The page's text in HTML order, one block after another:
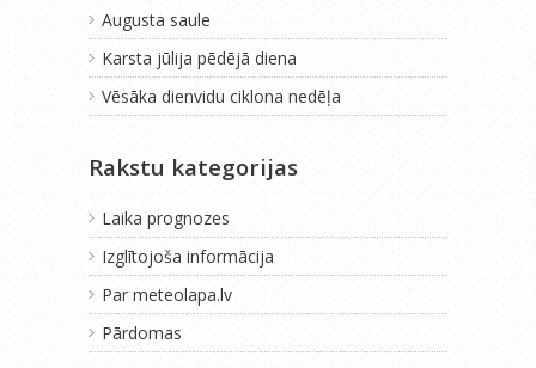
Augusta saule
Karsta jūlija pēdējā diena
Vēsāka dienvidu ciklona nedēļa
Rakstu kategorijas
Laika prognozes
Izglītojoša informācija
Par meteolapa.lv
Pārdomas